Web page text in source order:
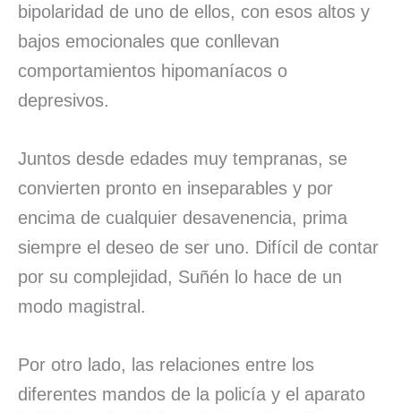
bipolaridad de uno de ellos, con esos altos y
bajos emocionales que conllevan
comportamientos hipomaníacos o
depresivos.
Juntos desde edades muy tempranas, se
convierten pronto en inseparables y por
encima de cualquier desavenencia, prima
siempre el deseo de ser uno. Difícil de contar
por su complejidad, Suñén lo hace de un
modo magistral.
Por otro lado, las relaciones entre los
diferentes mandos de la policía y el aparato